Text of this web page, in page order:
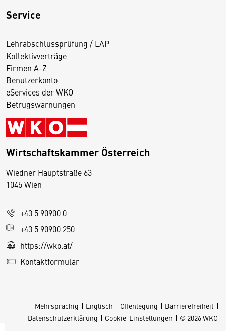
Service
Lehrabschlussprüfung / LAP
Kollektivverträge
Firmen A-Z
Benutzerkonto
eServices der WKO
Betrugswarnungen
Wirtschaftskammer Österreich
Wiedner Hauptstraße 63
1045 Wien
+43 5 90900 0
+43 5 90900 250
https://wko.at/
Kontaktformular
Mehrsprachig Englisch Offenlegung
Barrierefreiheit
Datenschutzerklärung
Cookie-Einstellungen © 2026 WKO
D
s
e
S
e